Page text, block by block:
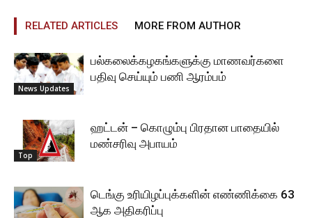
RELATED ARTICLES MORE FROM AUTHOR
News Updates
பல்கலைக்கழகங்களுக்கு மாணவர்களை
பதிவு செய்யும் பணி ஆரம்பம்
Top
ஹட்டன் – கொழும்பு பிரதான பாதையில்
மண்சரிவு அபாயம்
டெங்கு உரியிழப்புக்களின் எண்ணிக்கை 63
ஆக அதிகரிப்பு